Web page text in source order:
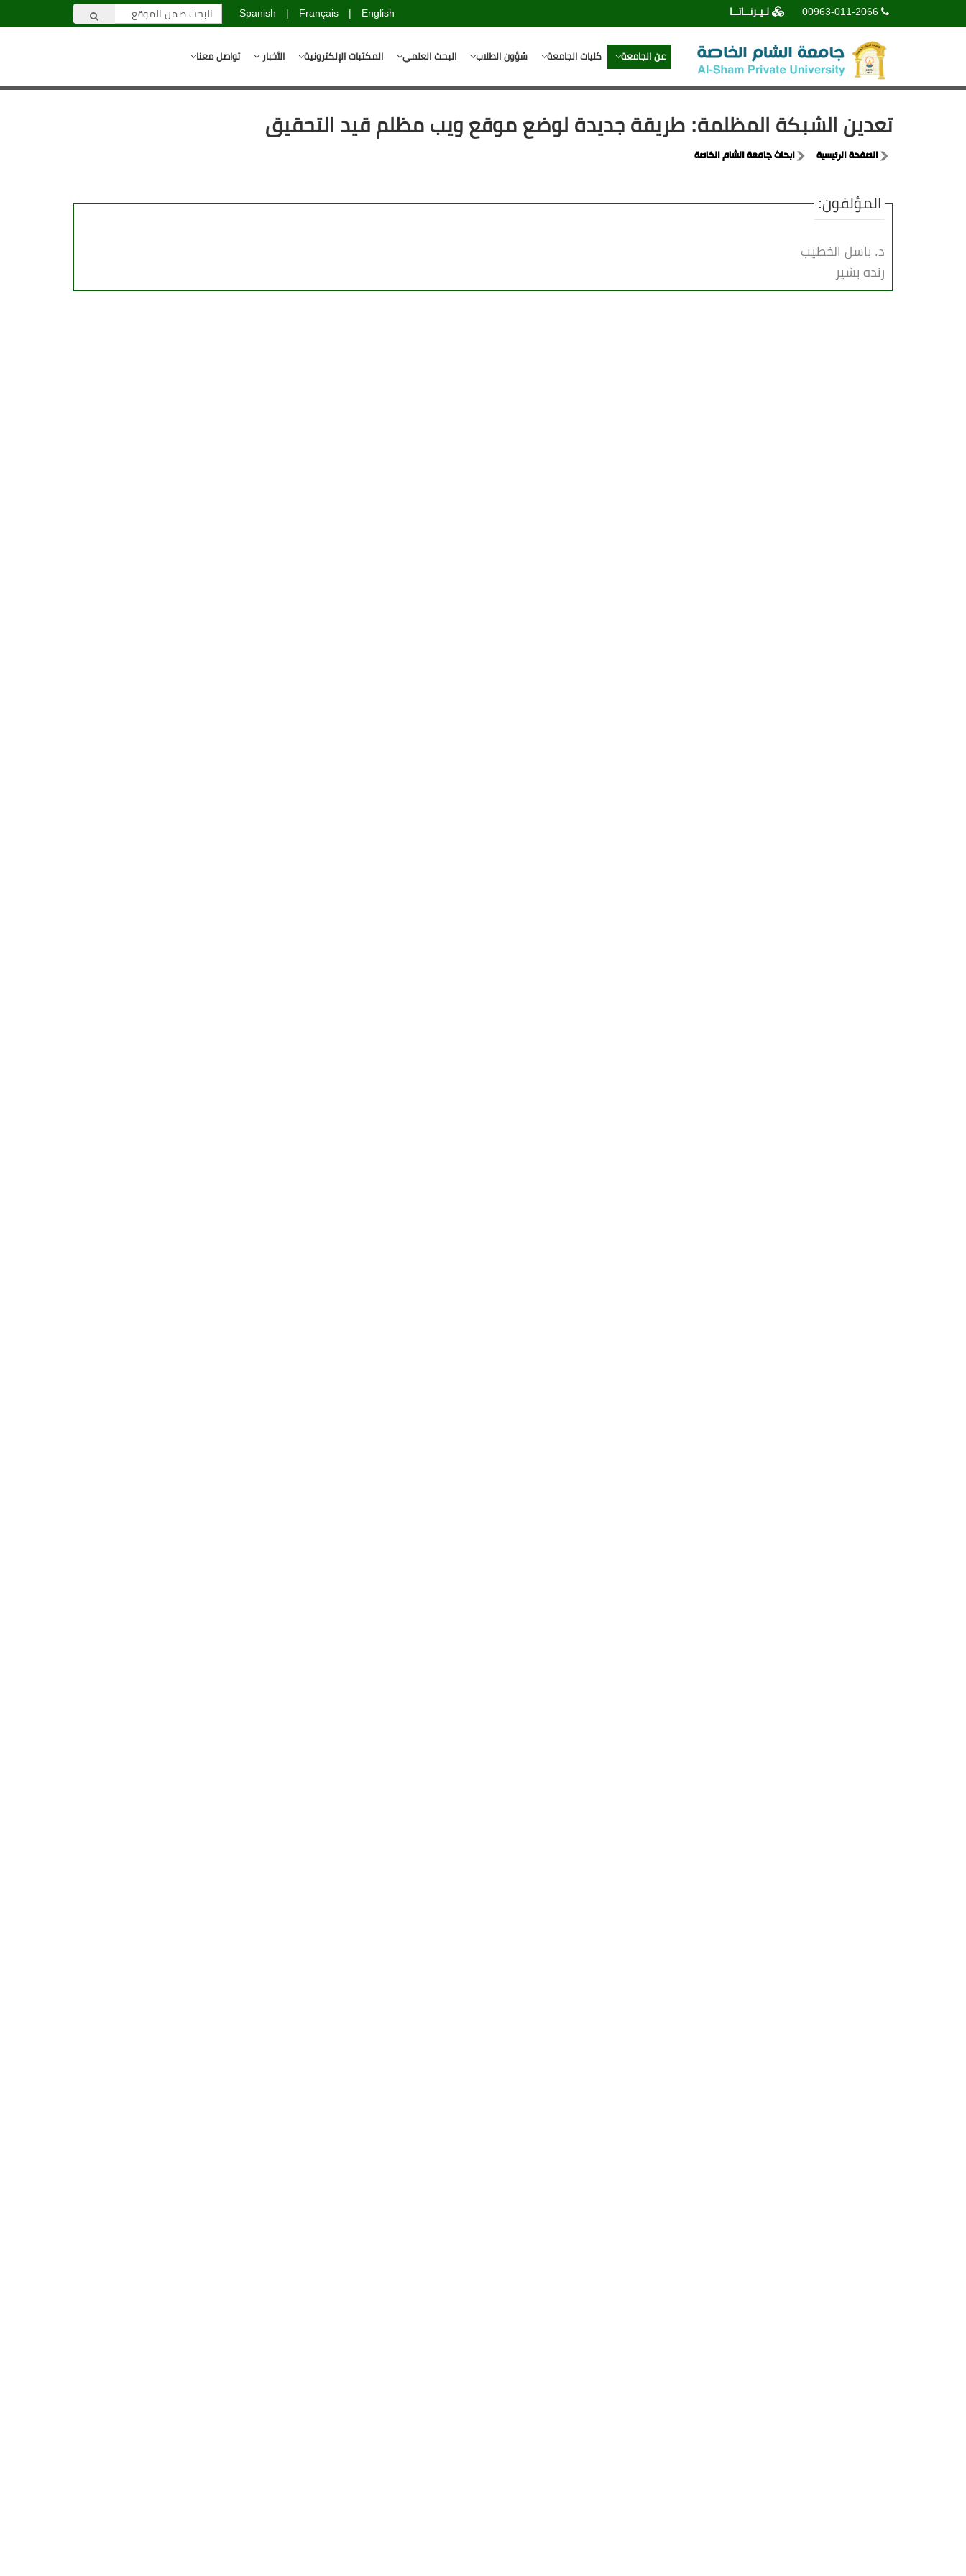
00963-011-2066 لـيـرنــاتــا English
|
Français
|
Spanish
عن الجامعة كليات الجامعة شؤون الطلاب البحث العلمي المكتبات الإلكترونية الأخبار تواصل معنا
تعدين الشبكة المظلمة: طريقة جديدة لوضع موقع ويب مظلم قيد التحقيق
الصفحة الرئيسية ابحاث جامعة الشام الخاصة
المؤلفون:
د. باسل الخطيب
رنده بشير